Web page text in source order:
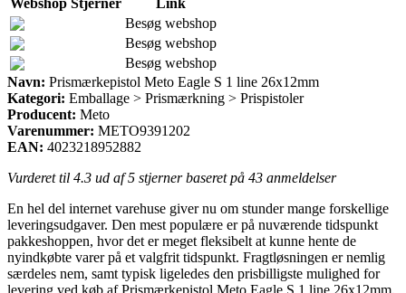
Besøg webshop
Besøg webshop
Besøg webshop
Navn: Prismærkepistol Meto Eagle S 1 line 26x12mm
Kategori: Emballage > Prismærkning > Prispistoler
Producent: Meto
Varenummer: METO9391202
EAN: 4023218952882
Vurderet til 4.3 ud af 5 stjerner baseret på 43 anmeldelser
En hel del internet varehuse giver nu om stunder mange forskellige
leveringsudgaver. Den mest populære er på nuværende tidspunkt
pakkeshoppen, hvor det er meget fleksibelt at kunne hente de
nyindkøbte varer på et valgfrit tidspunkt. Fragtløsningen er nemlig
særdeles nem, samt typisk ligeledes den prisbilligste mulighed for
levering ved køb af Prismærkepistol Meto Eagle S 1 line 26x12mm.